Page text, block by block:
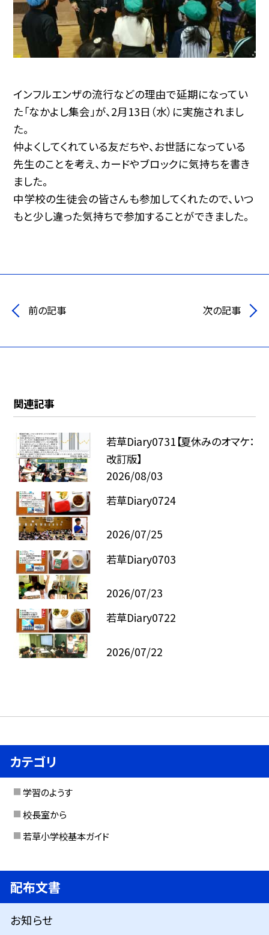
インフルエンザの流行などの理由で延期になってい
た「なかよし集会」が、2月13日（水）に実施されまし
た。
仲よくしてくれている友だちや、お世話になっている
先生のことを考え、カードやブロックに気持ちを書き
ました。
中学校の生徒会の皆さんも参加してくれたので、いつ
もと少し違った気持ちで参加することができました。
前の記事 次の記事
関連記事
若草Diary0731【夏休みのオマケ：
改訂版】
2026/08/03
若草Diary0724
2026/07/25
若草Diary0703
2026/07/23
若草Diary0722
2026/07/22
カテゴリ
学習のようす
校長室から
若草小学校基本ガイド
配布文書
お知らせ